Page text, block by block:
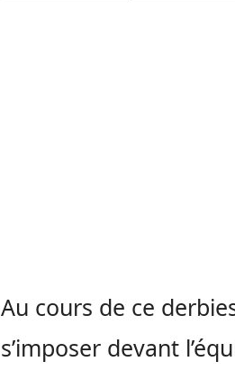
Au cours de ce
s’imposer devant